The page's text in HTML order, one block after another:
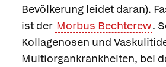
Bevölkerung leidet daran).
ist der Morbus Bechterew.
Kollagenosen und
Multiorgankrankheiten, bei